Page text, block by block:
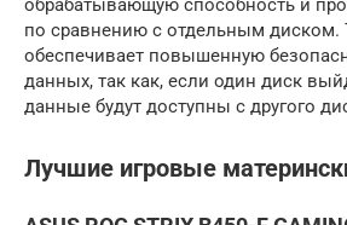
обрабатывающую способность и
по сравнению с отдельным диском.
обеспечивает повышенную
данных, так как, если один диск
данные будут доступны с другого
Лучшие игровые